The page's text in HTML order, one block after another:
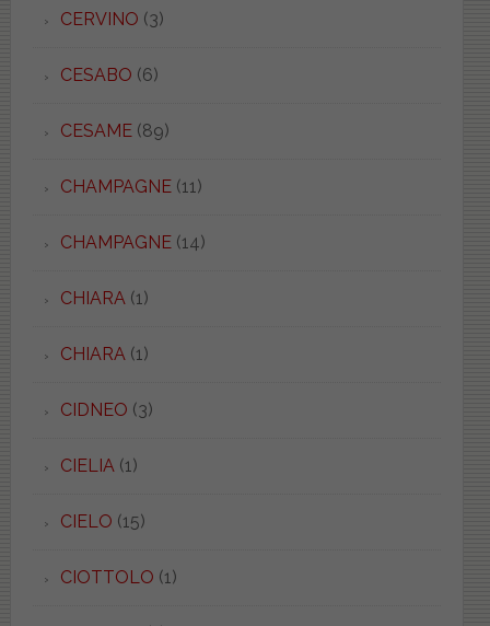
CERVINO (3)
CESABO (6)
CESAME(89)
CHAMPAGNE(11)
CHAMPAGNE(14)
CHIARA(1)
CHIARA(1)
CIDNEO (3)
CIELIA(1)
CIELO (15)
CIOTTOLO (1)